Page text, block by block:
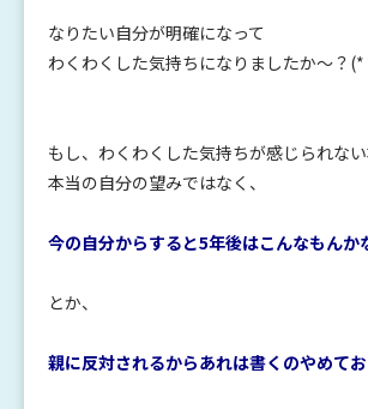
なりたい自分が明確になって
わくわくした気持ちになりましたか～？
もし、わくわくした気持ちが感じられな
本当の自分の望みではなく、
今の自分からすると5年後はこんなもんか
とか、
親に反対されるからあれは書くのやめて